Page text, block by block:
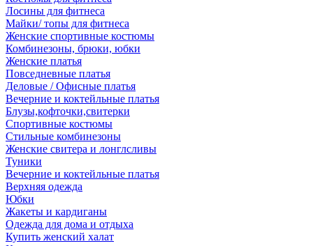
Лосины для фитнеса
Майки/ топы для фитнеса
Женские спортивные костюмы
Комбинезоны, брюки, юбки
Женские платья
Повседневные платья
Деловые / Офисные платья
Вечерние и коктейльные платья
Блузы,кофточки,свитерки
Спортивные костюмы
Стильные комбинезоны
Женские свитера и лонглсливы
Туники
Вечерние и коктейльные платья
Верхняя одежда
Юбки
Жакеты и кардиганы
Одежда для дома и отдыха
Купить женский халат